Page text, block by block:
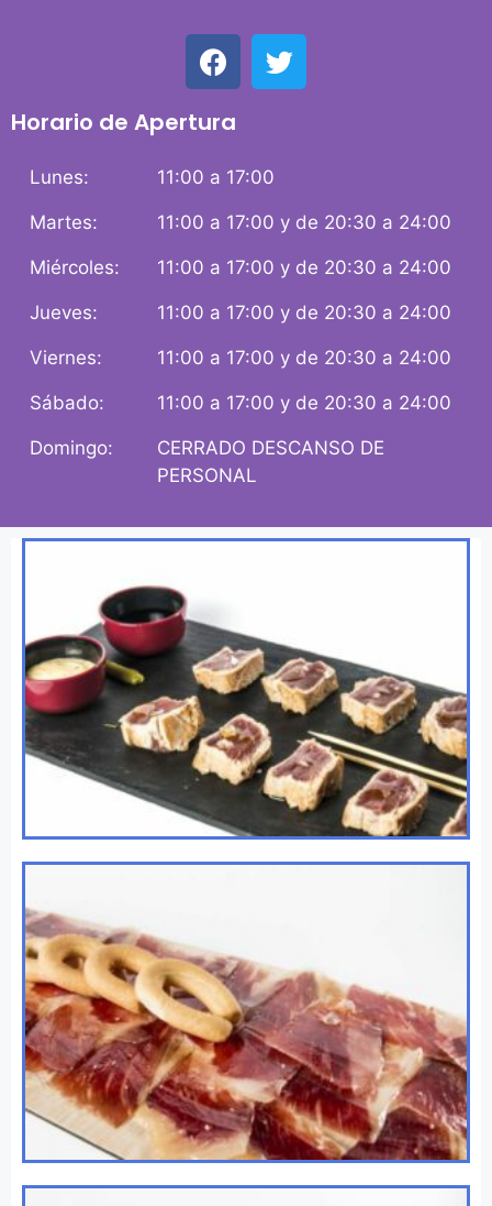
Horario de Apertura
Lunes: 11:00 a 17:00
Martes: 11:00 a 17:00 y de 20:30 a 24:00
Miércoles: 11:00 a 17:00 y de 20:30 a 24:00
Jueves: 11:00 a 17:00 y de 20:30 a 24:00
Viernes: 11:00 a 17:00 y de 20:30 a 24:00
Sábado: 11:00 a 17:00 y de 20:30 a 24:00
Domingo:
CERRADO DESCANSO DE
PERSONAL